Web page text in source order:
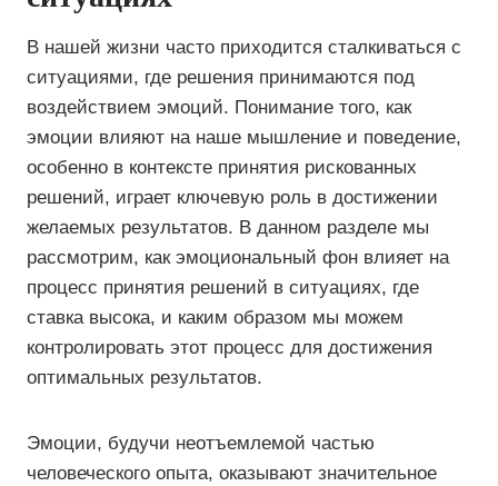
В нашей жизни часто приходится сталкиваться с
ситуациями, где решения принимаются под
воздействием эмоций. Понимание того, как
эмоции влияют на наше мышление и поведение,
особенно в контексте принятия рискованных
решений, играет ключевую роль в достижении
желаемых результатов. В данном разделе мы
рассмотрим, как эмоциональный фон влияет на
процесс принятия решений в ситуациях, где
ставка высока, и каким образом мы можем
контролировать этот процесс для достижения
оптимальных результатов.
Эмоции, будучи неотъемлемой частью
человеческого опыта, оказывают значительное